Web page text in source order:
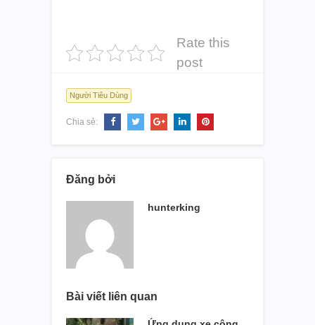
Rate this
post
Người Tiêu Dùng
Chia sẻ:
Đăng bởi
hunterking
Bài viết liên quan